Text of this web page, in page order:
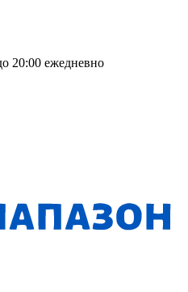
20:00 ежедневно